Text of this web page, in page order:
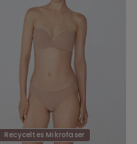
Recyceltes Mikrofaser